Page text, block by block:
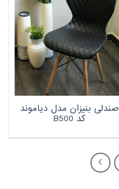
صندلی بنیزان مدل دیاموند
کد B500